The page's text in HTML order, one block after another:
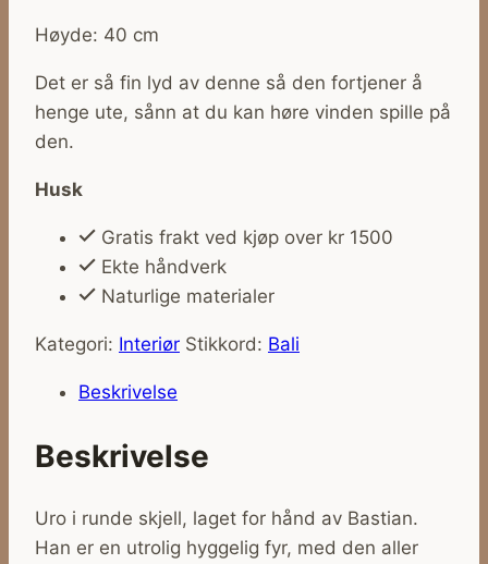
Høyde: 40 cm
Det er så fin lyd av denne så den fortjener å
henge ute, sånn at du kan høre vinden spille på
den.
Husk
Gratis frakt ved kjøp over kr 1500
Ekte håndverk
Naturlige materialer
Kategori: Interiør Stikkord: Bali
Beskrivelse
Beskrivelse
Uro i runde skjell, laget for hånd av Bastian.
Han er en utrolig hyggelig fyr, med den aller